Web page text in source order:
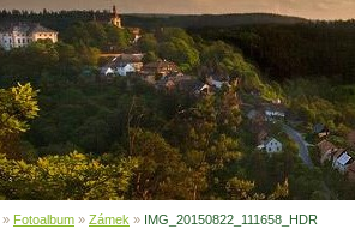
» Fotoalbum » Zámek » IMG_20150822_111658_HDR